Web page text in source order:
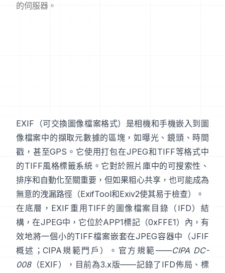
的伺服器。
EXIF （可交換圖像檔案格式）是相機和手機嵌入到圖
像檔案中的擷取元數據的區塊，如曝光、鏡頭、時間
戳，甚至GPS。它使用打包在JPEG和TIFF等格式中
的TIFF風格標籤系統。它對於照片庫中的可搜索性、
排序和自動化至關重要，但如果粗心共享，也可能成為
無意的洩漏路徑（ExifTool和Exiv2使其易于檢查）。
在底層，EXIF重用TIFF的圖像檔案目錄（IFD）結
構，在JPEG中，它位於APP1標記（0xFFE1）內，有
效地將一個小的TIFF檔案嵌套在JPEG容器中（JFIF
概述 ； CIPA規範門戶 ）。官方規範——CIPA DC-
008（EXIF），目前為3.x版——記錄了IFD佈局、標